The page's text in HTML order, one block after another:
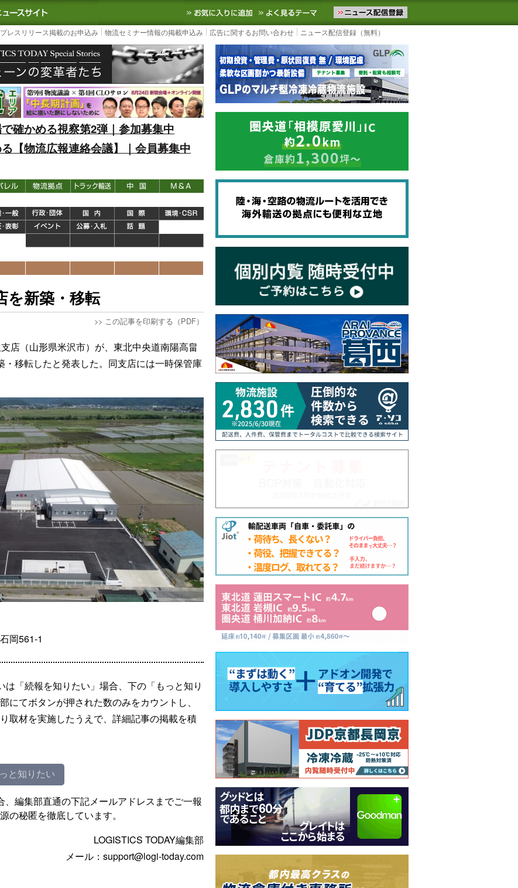
｜国内最大の物流ニュースサイト3PL, SCMなど国内外の最新の物流ニュースをお届けします。物流ニュースメール配信を登録す
お気に入りに追加 よく見るテーマ
レスリリース掲載のお申込み 物流セミナー情報の掲載申込み 広告に関するお問い合わせ ニュース配信登録（無料）
確かめる視察第2弾｜参加募集中
【物流広報連絡会議】｜会員募集中
を新築・移転
>> この記事を印刷する（PDF）
店（山形県米沢市）が、東北中央道南陽高畠
移転したと発表した。同支店には一時保管庫
岡561-1
「続報を知りたい」場合、下の「もっと知り
にてボタンが押された数のみをカウントし、
取材を実施したうえで、詳細記事の掲載を積
と知りたい
編集部直通の下記メールアドレスまでご一報
の秘匿を徹底しています。
LOGISTICS TODAY編集部
メール：support@logi-today.com